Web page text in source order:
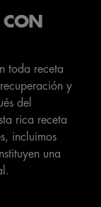
toda receta
y
del
rica receta
incluimos
una